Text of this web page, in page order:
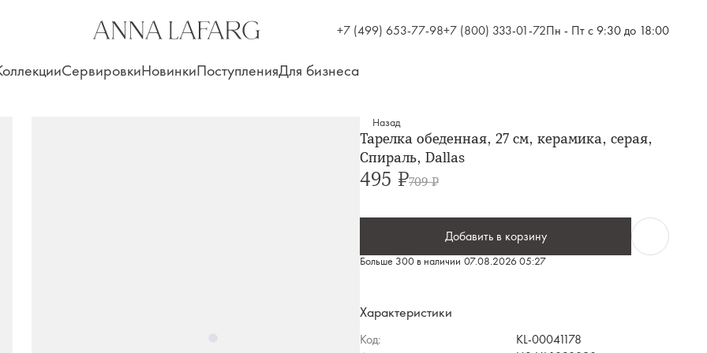
+7 (499) 653-77-98+7 (800) 333-01-72Пн - Пт с 9:30 до 18:00
СервировкиНовинкиПоступленияДля бизнеса
Назад
Тарелка обеденная, 27 см, керамика, серая,
Спираль, Dallas
495 ₽709 ₽
Больше 300 в наличии 07.08.2026 05:27
Добавить в корзину
Характеристики
Код:
KL-00041178